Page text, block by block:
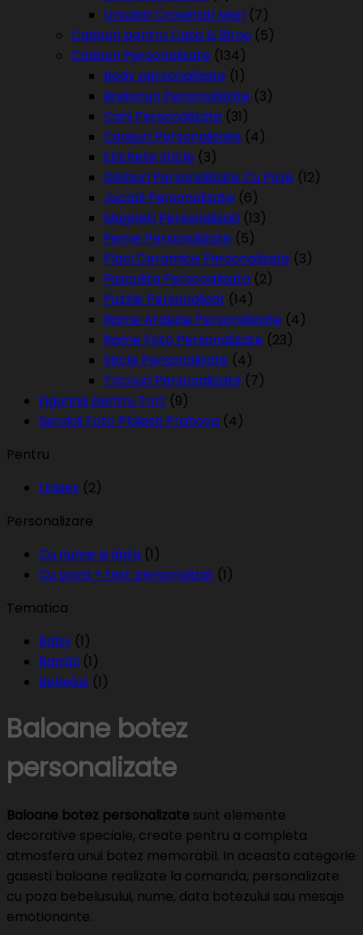
Ursuleti Crosetati Mari (7)
Cadouri pentru Casa & Birou (5)
Cadouri Personalizate (134)
Body personalizate (1)
Brelocuri Personalizate (3)
Cani Personalizate (31)
Ceasuri Personalizate (4)
Etichete sticle (3)
Globuri Personalizate Cu Poze (12)
Jucarii Personalizate (6)
Magneti Personalizati (13)
Perne Personalizate (5)
Placi Ceramice Personalizate (3)
Pusculita Personalizata (2)
Puzzle Personalizat (14)
Rame Ardezie Personalizate (4)
Rame Foto Personalizate (23)
Sticle Personalizate (4)
Tricouri Personalizate (7)
Figurine pentru Tort (9)
Servicii Foto Ploiesti Prahova (4)
Pentru
Unisex (2)
Personalizare
Cu nume si data (1)
Cu poza + text personalizat (1)
Tematica
Baby (1)
Bambi (1)
Bebelus (1)
Baloane botez
personalizate
Baloane botez personalizate sunt elemente
decorative speciale, create pentru a completa
atmosfera unui botez memorabil. In aceasta categorie
gasesti baloane realizate la comanda, personalizate
cu poza bebelusului, nume, data botezului sau mesaje
emotionante.